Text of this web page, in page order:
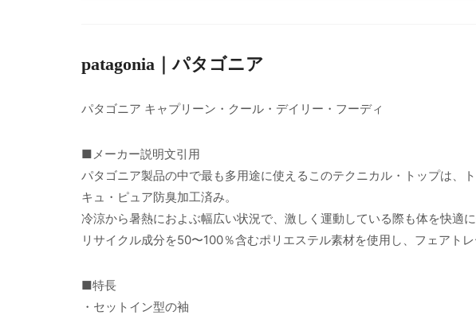
patagonia｜パタゴニア
パタゴニア キャプリーン・クール・デイリー・フーディ
■メーカー説明文引用
パタゴニア製品の中で最も多用途に使えるこのテクニカル・トップは、
キュ・ピュア防臭加工済み。
冷涼から暑熱におよぶ幅広い状況で、激しく運動している際も体を快適に
リサイクル成分を50〜100％含むポリエステル素材を使用し、フェアト
■特長
・セットイン型の袖